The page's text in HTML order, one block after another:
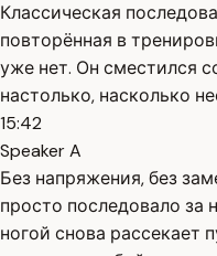
Классическая
повторённая в
уже нет. Он сместился
настолько, насколько
15:42
Speaker A
Без напряжения, без
просто последовало
ногой снова рассекает